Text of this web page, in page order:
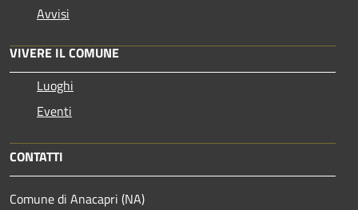
Avvisi
VIVERE IL COMUNE
Luoghi
Eventi
CONTATTI
Comune di Anacapri (NA)